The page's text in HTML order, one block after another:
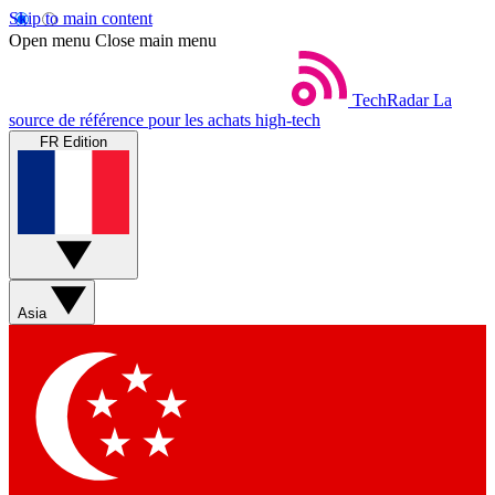
Skip to main content
Open menu Close main menu
TechRadar La
source de référence pour les achats high-tech
FR Edition
Asia